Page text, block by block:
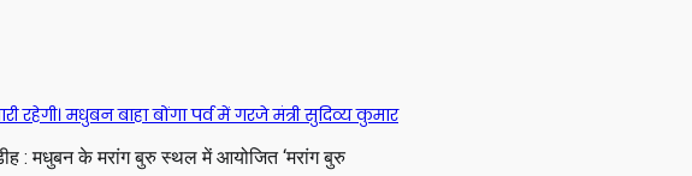
रहेगी। मधुबन बाहा बोंगा पर्व में गरजे मंत्री सुदिव्य कुमार
: मधुबन के मरांग बुरु स्थल में आयोजित ‘मरांग बुरु